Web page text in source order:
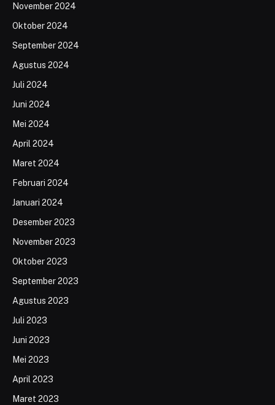
November 2024
Oktober 2024
September 2024
Agustus 2024
Juli 2024
Juni 2024
Mei 2024
April 2024
Maret 2024
Februari 2024
Januari 2024
Desember 2023
November 2023
Oktober 2023
September 2023
Agustus 2023
Juli 2023
Juni 2023
Mei 2023
April 2023
Maret 2023